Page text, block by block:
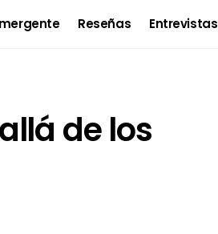
Reseñas Entrevistas
de los